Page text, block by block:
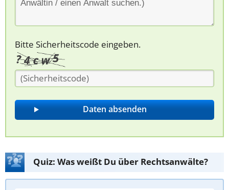
Bitte Sicherheitscode eingeben.
Quiz: Was weißt Du über Rechtsanwälte?